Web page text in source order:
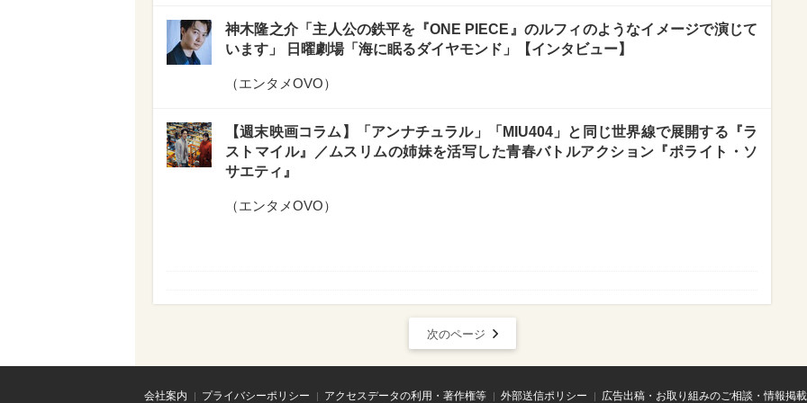
神木隆之介「主人公の鉄平を『ONE PIECE』のルフィのようなイメージで演じて
います」 日曜劇場「海に眠るダイヤモンド」【インタビュー】
（エンタメOVO）
【週末映画コラム】「アンナチュラル」「MIU404」と同じ世界線で展開する『ラ
ストマイル』／ムスリムの姉妹を活写した青春バトルアクション『ポライト・ソ
サエティ』
（エンタメOVO）
次のページ
会社案内 プライバシーポリシー アクセスデータの利用・著作権等 外部送信ポリシー 広告出稿・お取り組みのご相談・情報掲